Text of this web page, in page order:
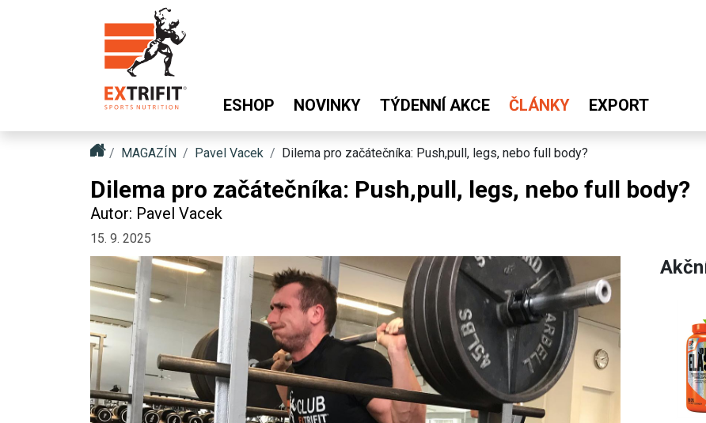
ESHOP NOVINKY TÝDENNÍ AKCE ČLÁNKY EXPORT
MAGAZÍN Pavel Vacek Dilema pro začátečníka: Push,pull, legs, nebo full body?
Dilema pro začátečníka: Push,pull, legs, nebo full body?
Autor: Pavel Vacek
15. 9. 2025